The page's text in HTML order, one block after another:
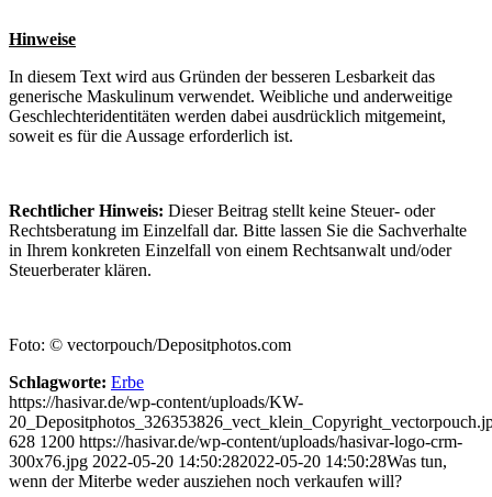
Hinweise
In diesem Text wird aus Gründen der besseren Lesbarkeit das
generische Maskulinum verwendet. Weibliche und anderweitige
Geschlechteridentitäten werden dabei ausdrücklich mitgemeint,
soweit es für die Aussage erforderlich ist.
Rechtlicher Hinweis: Dieser Beitrag stellt keine Steuer- oder
Rechtsberatung im Einzelfall dar. Bitte lassen Sie die Sachverhalte
in Ihrem konkreten Einzelfall von einem Rechtsanwalt und/oder
Steuerberater klären.
Foto: © vectorpouch/Depositphotos.com
Schlagworte: Erbe
https://hasivar.de/wp-content/uploads/KW-
628 1200 https://hasivar.de/wp-content/uploads/hasivar-logo-crm-
300x76.jpg 2022-05-20 14:50:282022-05-20 14:50:28Was tun,
wenn der Miterbe weder ausziehen noch verkaufen will?